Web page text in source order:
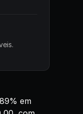
em